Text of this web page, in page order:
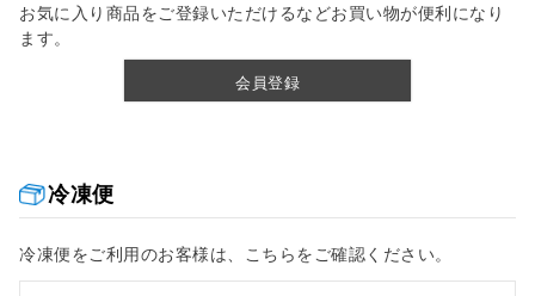
冷凍便
冷凍便をご利用のお客様は、こちらをご確認ください。
お気に入り商品をご登録いただけるなどお買い物が便利になり
ます。
会員登録